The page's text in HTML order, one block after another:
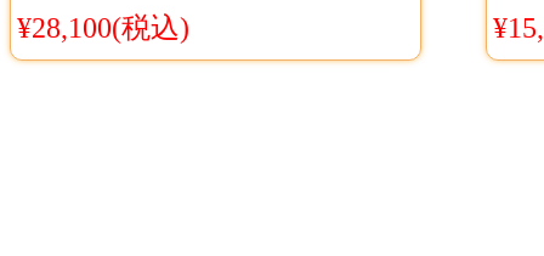
ル衣装 Cosyaya通販 送料無料
¥28,100(税込)
ス
見